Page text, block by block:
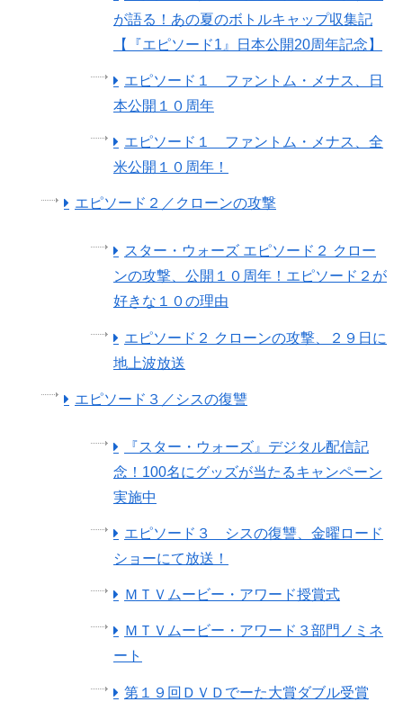
が語る！あの夏のボトルキャップ収集記
【『エピソード1』日本公開20周年記念】
エピソード１ ファントム・メナス、日
本公開１０周年
エピソード１ ファントム・メナス、全
米公開１０周年！
エピソード２／クローンの攻撃
スター・ウォーズ エピソード２ クロー
ンの攻撃、公開１０周年！エピソード２が
好きな１０の理由
エピソード２ クローンの攻撃、２９日に
地上波放送
エピソード３／シスの復讐
『スター・ウォーズ』デジタル配信記
念！100名にグッズが当たるキャンペーン
実施中
エピソード３ シスの復讐、金曜ロード
ショーにて放送！
ＭＴＶムービー・アワード授賞式
ＭＴＶムービー・アワード３部門ノミネ
ート
第１９回ＤＶＤでーた大賞ダブル受賞